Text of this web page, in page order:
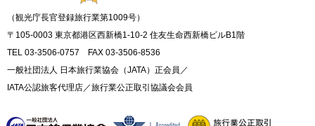
（観光庁長官登録旅行業第1009号）
〒105-0003 東京都港区西新橋1-10-2 住友生命西新橋ビルB1階
TEL 03-3506-0757 FAX 03-3506-8536
一般社団法人 日本旅行業協会（JATA）正会員／
IATA公認旅客代理店／旅行業公正取引協議会会員